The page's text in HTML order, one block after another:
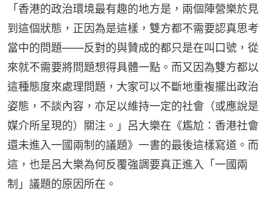
「香港的政治環境最有趣的地方是，兩個陣營樂於見
到這個狀態，正因為是這樣，雙方都不需要認真思考
當中的問題——反對的與贊成的都只是在叫口號，從
來就不需要將問題想得具體一點。而又因為雙方都以
這種態度來處理問題，大家可以不斷地重複擺出政治
姿態，不談內容，亦足以維持一定的社會（或應說是
媒介所呈現的）關注。」呂大樂在《尷尬：香港社會
還未進入一國兩制的議題》一書的最後這樣寫道。而
這，也是呂大樂為何反覆強調要真正進入「一國兩
制」議題的原因所在。